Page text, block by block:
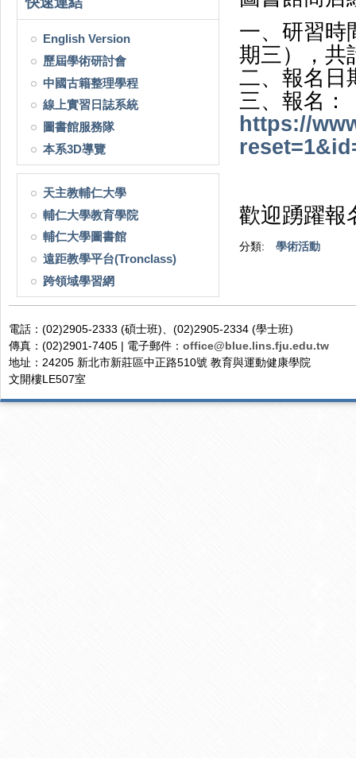
English Version
歷屆學術研討會
中國古籍整理學程
線上實習日誌系統
圖書館服務隊
本系3D導覽
天主教輔仁大學
輔仁大學教育學院
輔仁大學圖書館
遠距教學平台(Tronclass)
跨領域學習網
一、研習時
期三），共
二、報名日
三、報名：
https://
歡迎踴躍報
分類: 學術活動
電話：(02)2905-2333 (碩士班)、(02)2905-2334 (學士班)
傳真：(02)2901-7405 | 電子郵件： office@blue.lins.fju.edu.tw
地址：24205 新北市新莊區中正路510號 教育與運動健康學院
文開樓LE507室